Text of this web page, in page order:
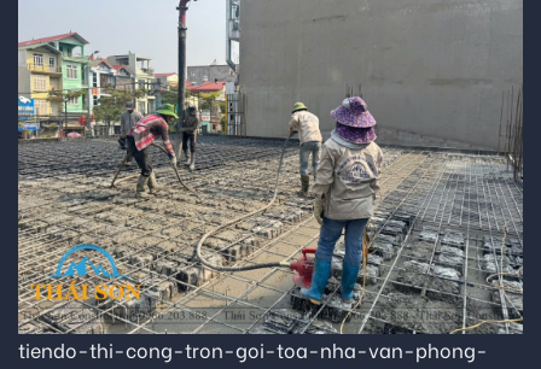
tiendo-thi-cong-tron-goi-toa-nha-van-phong-